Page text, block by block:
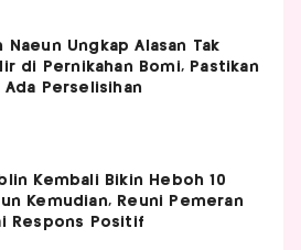
Naeun Ungkap Alasan Tak
di Pernikahan Bomi, Pastikan
Ada Perselisihan
Kembali Bikin Heboh 10
Kemudian, Reuni Pemeran
Respons Positif